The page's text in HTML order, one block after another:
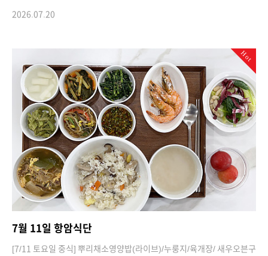
2026.07.20
Hot
7월 11일 항암식단
[7/11 토요일 중식] 뿌리채소영양밥(라이브)/누룽지/육개장/ 새우오븐구